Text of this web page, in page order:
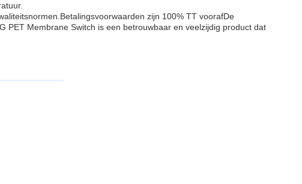
zijn 100% TT voorafDe
PET Membrane Switch is een betrouwbaar en veelzijdig product dat